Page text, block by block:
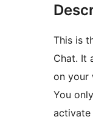
This is
Chat. It
on your
You
activate